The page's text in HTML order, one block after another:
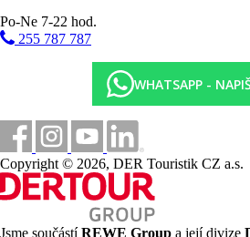
Po-Ne 7-22 hod.
255 787 787
WHATSAPP -
Copyright © 2026, DER Touristik CZ a.s.
Jsme součástíREWE Group a její divize